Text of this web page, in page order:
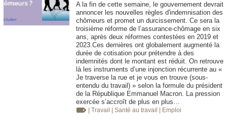
A la fin de cette semaine, le gouvernement devrait
annoncer les nouvelles règles d'indemnisation des
chômeurs et promet un durcissement. Ce sera la
troisième réforme de l’assurance-chômage en six
ans, après deux réformes contestées en 2019 et
2023.Ces dernières ont globalement augmenté la
durée de cotisation pour prétendre à des
indemnités dont le montant est réduit. On retrouve
là les instruments d’une injonction récurrente au «
Je traverse la rue et je vous en trouve (sous-
entendu du travail) » selon la formule du président
de la République Emmanuel Macron. La pression
exercée s’accroît de plus en plus…
| Travail | Santé au travail | Emploi